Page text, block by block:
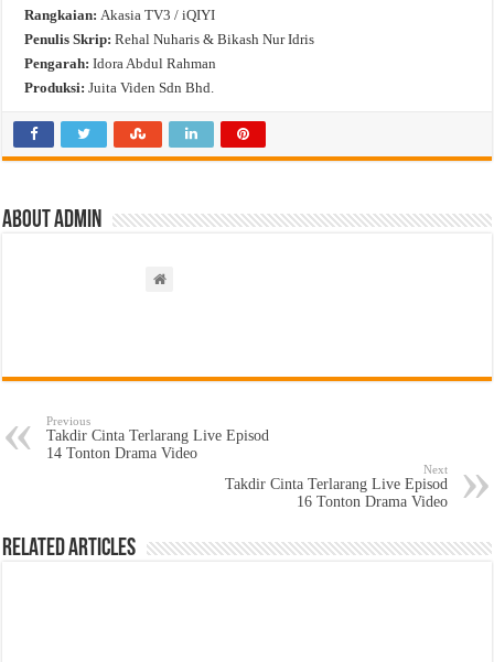
Rangkaian: Akasia TV3 / iQIYI
Penulis Skrip: Rehal Nuharis & Bikash Nur Idris
Pengarah: Idora Abdul Rahman
Produksi: Juita Viden Sdn Bhd.
About admin
Previous
Takdir Cinta Terlarang Live Episod
14 Tonton Drama Video
Next
Takdir Cinta Terlarang Live Episod
16 Tonton Drama Video
Related Articles